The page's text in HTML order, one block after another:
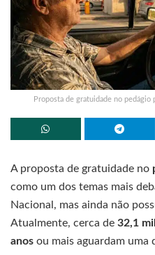
Proposta de gratuidade no pedágio
A proposta de gratuidade no
como um dos temas mais
Nacional, mas ainda não
Atualmente, cerca de 32,1
anos ou mais aguardam uma